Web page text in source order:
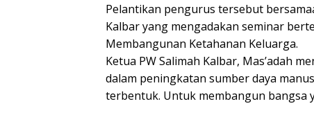
Pelantikan pengurus tersebut
Kalbar yang mengadakan seminar
Membangunan Ketahanan Keluarga.
Ketua PW Salimah Kalbar, Mas’adah
dalam peningkatan sumber daya
terbentuk. Untuk membangun bangsa